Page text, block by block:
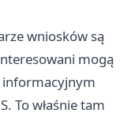
wniosków są
mogą
informacyjnym
To właśnie tam